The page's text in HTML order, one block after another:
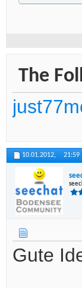
The
10.01.2012, 21:59
Gute